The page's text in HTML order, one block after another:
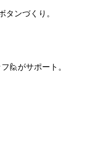
タンづくり。
🙋がサポート。